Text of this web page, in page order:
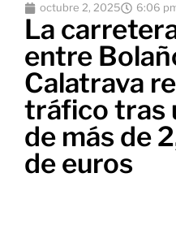
octubre 2, 2025 6:06
La
entre
Calatrava
tráfico tras
de más de
de euros